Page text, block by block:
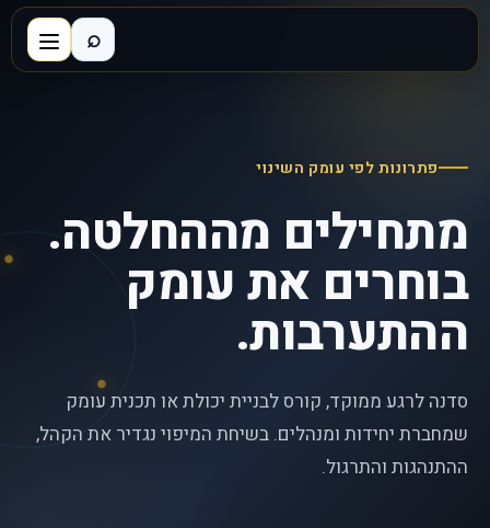
⌕
פתרונות לפי עומק השינוי
מתחילים מההחלטה.
בוחרים את עומק
ההתערבות.
סדנה לרגע ממוקד, קורס לבניית יכולת או תכנית עומק
שמחברת יחידות ומנהלים. בשיחת המיפוי נגדיר את הקהל,
ההתנהגות והתרגול.